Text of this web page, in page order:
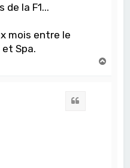
de la F1...
mois entre le
Spa.